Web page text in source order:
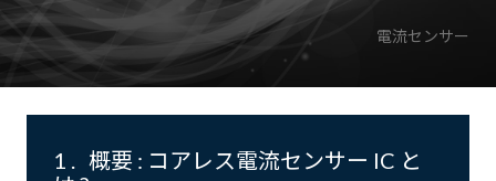
電流センサー
1 . 概要 : コアレス電流センサー IC と